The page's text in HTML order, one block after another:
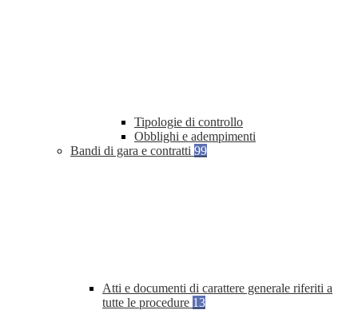
Tipologie di controllo
Obblighi e adempimenti
Bandi di gara e contratti 99
Atti e documenti di carattere generale riferiti a
tutte le procedure 13